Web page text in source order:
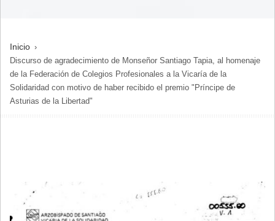
SOBRESCRIBIR
ENLACES
DE
AYUDA
A
Inicio
Discurso de agradecimiento de Monseñor Santiago Tapia, al homenaje
de la Federación de Colegios Profesionales a la Vicaría de la
Solidaridad con motivo de haber recibido el premio "Príncipe de
Asturias de la Libertad"